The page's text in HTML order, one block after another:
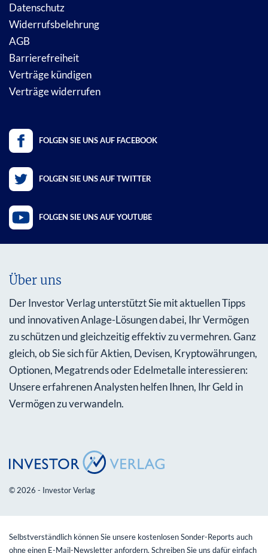
Datenschutz
Widerrufsbelehrung
AGB
Barrierefreiheit
Verträge kündigen
Verträge widerrufen
FOLGEN SIE UNS AUF FACEBOOK
FOLGEN SIE UNS AUF TWITTER
FOLGEN SIE UNS AUF YOUTUBE
Über uns
Der Investor Verlag unterstützt Sie mit aktuellen Tipps
und innovativen Anlage-Lösungen dabei, Ihr Vermögen
zu schützen und gleichzeitig effektiv zu vermehren. Ganz
gleich, ob Sie sich für Aktien, Devisen, Kryptowährungen,
Optionen, Megatrends oder Edelmetalle interessieren:
Unsere erfahrenen Analysten helfen Ihnen, Ihr Geld in
Vermögen zu verwandeln.
© 2026 - Investor Verlag
Selbstverständlich können Sie unsere kostenlosen Sonder-Reports auch
ohne einen E-Mail-Newsletter anfordern. Schreiben Sie uns dafür einfach